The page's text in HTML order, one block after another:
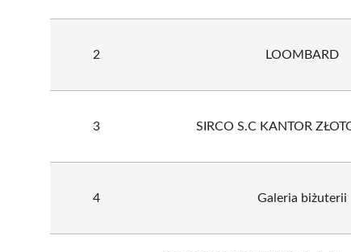
2 LOOMBARD
3 SIRCO S.C KANTOR
4 Galeria biżuterii